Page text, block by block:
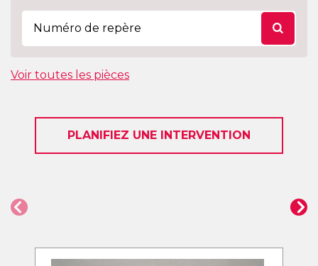
Voir toutes les pièces
PLANIFIEZ UNE INTERVENTION